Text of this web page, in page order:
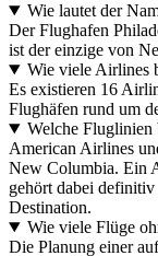
Wie lautet der
Der Flughafen
ist der einzige von
Wie viele Airlines
Es existieren 16
Flughäfen rund um
Welche Fluglinien
American Airlines
New Columbia. Ein
gehört dabei
Destination.
Wie viele Flüge
Die Planung einer